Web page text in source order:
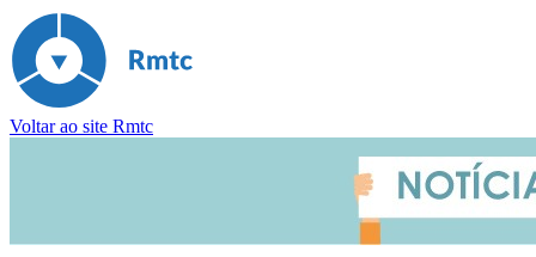
Voltar ao site Rmtc